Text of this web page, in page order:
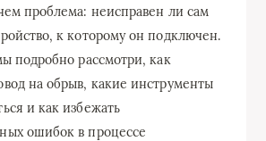
проблема: неисправен ли сам
к которому он подключен.
подробно рассмотри, как
на обрыв, какие инструменты
и как избежать
ошибок в процессе